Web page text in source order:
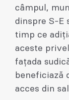
câmpul,
dinspre S-E
timp ce
aceste
fațada
beneficiază
acces din